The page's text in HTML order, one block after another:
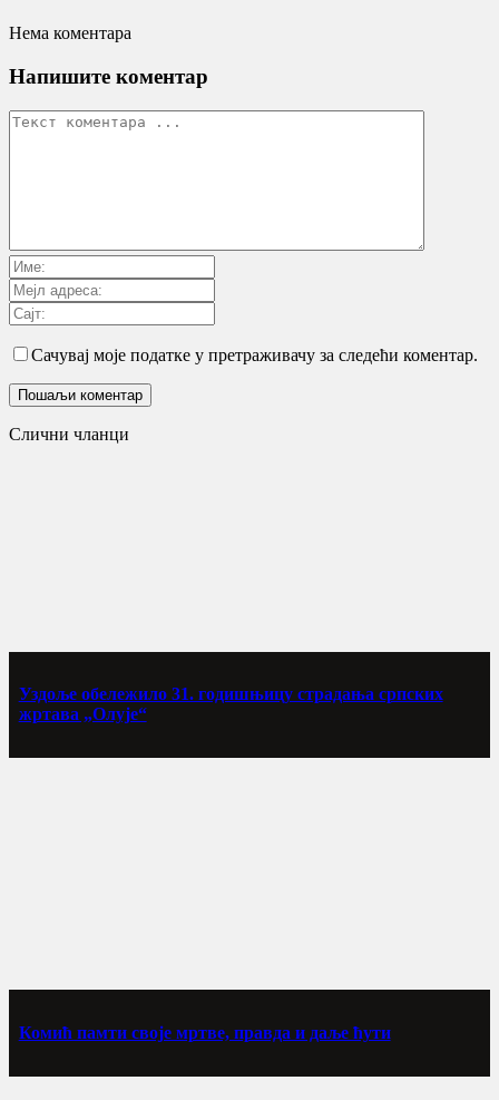
Нема коментара
Напишите коментар
Сачувај моје податке у претраживачу за следећи коментар.
Слични чланци
Уздоље обележило 31. годишњицу страдања српских
жртава „Олује“
Комић памти своје мртве, правда и даље ћути